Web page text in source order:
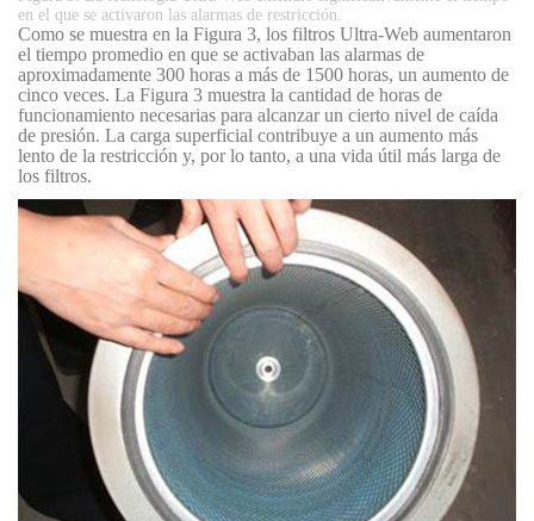
en el que se activaron las alarmas de restricción.
Como se muestra en la Figura 3, los filtros Ultra-Web aumentaron
el tiempo promedio en que se activaban las alarmas de
aproximadamente 300 horas a más de 1500 horas, un aumento de
cinco veces. La Figura 3 muestra la cantidad de horas de
funcionamiento necesarias para alcanzar un cierto nivel de caída
de presión. La carga superficial contribuye a un aumento más
lento de la restricción y, por lo tanto, a una vida útil más larga de
los filtros.